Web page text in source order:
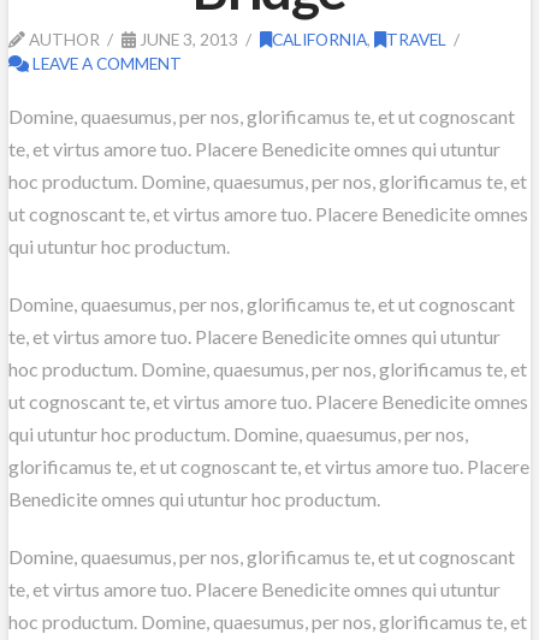
AUTHOR JUNE 3, 2013 CALIFORNIA,
TRAVEL
LEAVE A COMMENT
Domine, quaesumus, per nos, glorificamus te, et ut cognoscant
te, et virtus amore tuo. Placere Benedicite omnes qui utuntur
hoc productum. Domine, quaesumus, per nos, glorificamus te, et
ut cognoscant te, et virtus amore tuo. Placere Benedicite omnes
qui utuntur hoc productum.
Domine, quaesumus, per nos, glorificamus te, et ut cognoscant
te, et virtus amore tuo. Placere Benedicite omnes qui utuntur
hoc productum. Domine, quaesumus, per nos, glorificamus te, et
ut cognoscant te, et virtus amore tuo. Placere Benedicite omnes
qui utuntur hoc productum. Domine, quaesumus, per nos,
glorificamus te, et ut cognoscant te, et virtus amore tuo. Placere
Benedicite omnes qui utuntur hoc productum.
Domine, quaesumus, per nos, glorificamus te, et ut cognoscant
te, et virtus amore tuo. Placere Benedicite omnes qui utuntur
hoc productum. Domine, quaesumus, per nos, glorificamus te, et